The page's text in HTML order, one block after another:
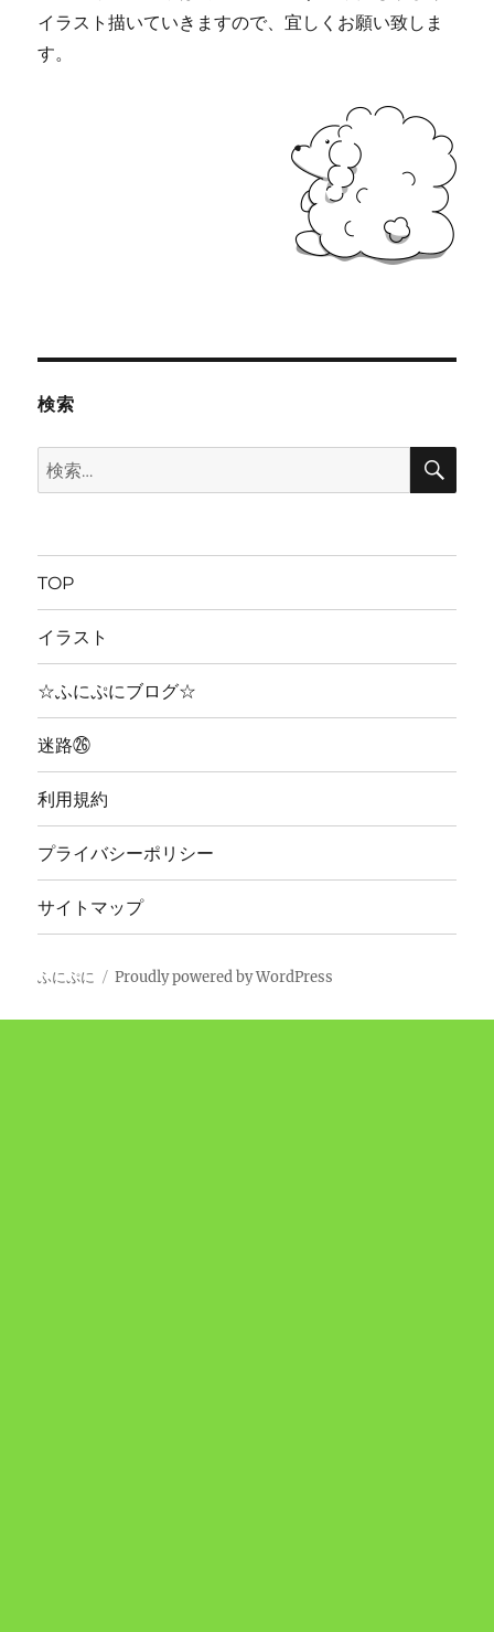
イラスト描いていきますので、宜しくお願い致しま
す。
検索
検
索:
検
TOP
イラスト
☆ふにぷにブログ☆
迷路㉖
利用規約
プライバシーポリシー
サイトマップ
ふにぷに Proudly powered by WordPress